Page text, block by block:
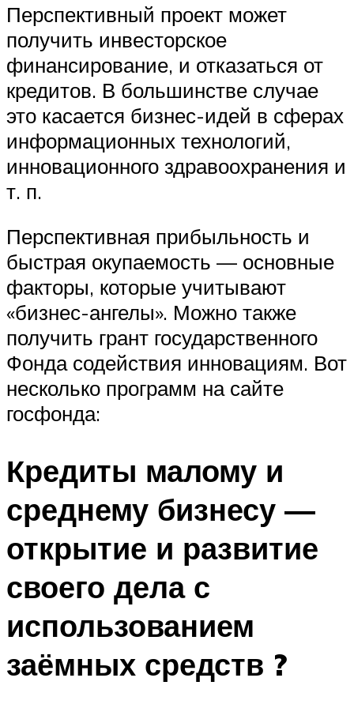
Перспективный проект может
получить инвесторское
финансирование, и отказаться от
кредитов. В большинстве случае
это касается бизнес-идей в сферах
информационных технологий,
инновационного здравоохранения и
т. п.
Перспективная прибыльность и
быстрая окупаемость — основные
факторы, которые учитывают
«бизнес-ангелы». Можно также
получить грант государственного
Фонда содействия инновациям. Вот
несколько программ на сайте
госфонда:
Кредиты малому и
среднему бизнесу —
открытие и развитие
своего дела с
использованием
заёмных средств ?